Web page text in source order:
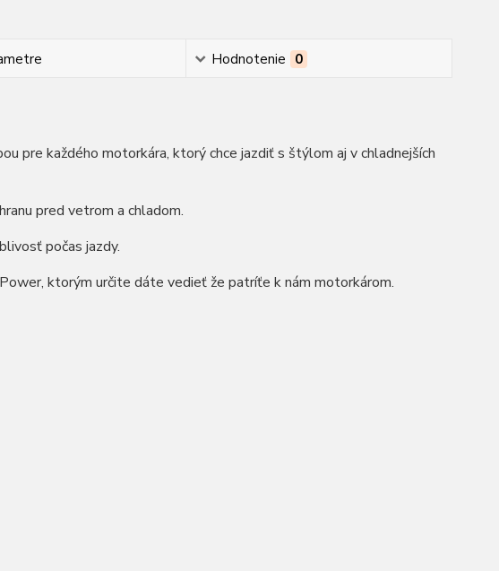
Hodnotenie 0
pre každého motorkára, ktorý chce jazdiť s štýlom aj v chladnejších
pred vetrom a chladom.
počas jazdy.
ktorým určite dáte vedieť že patríťe k nám motorkárom.